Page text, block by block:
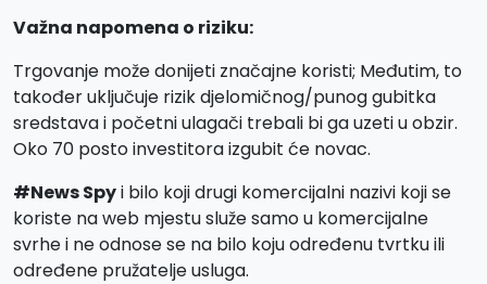
Važna napomena o riziku:
Trgovanje može donijeti značajne koristi; Međutim, to
također uključuje rizik djelomičnog/punog gubitka
sredstava i početni ulagači trebali bi ga uzeti u obzir.
Oko 70 posto investitora izgubit će novac.
#News Spyi bilo koji drugi komercijalni nazivi koji se
koriste na web mjestu služe samo u komercijalne
svrhe i ne odnose se na bilo koju određenu tvrtku ili
određene pružatelje usluga.